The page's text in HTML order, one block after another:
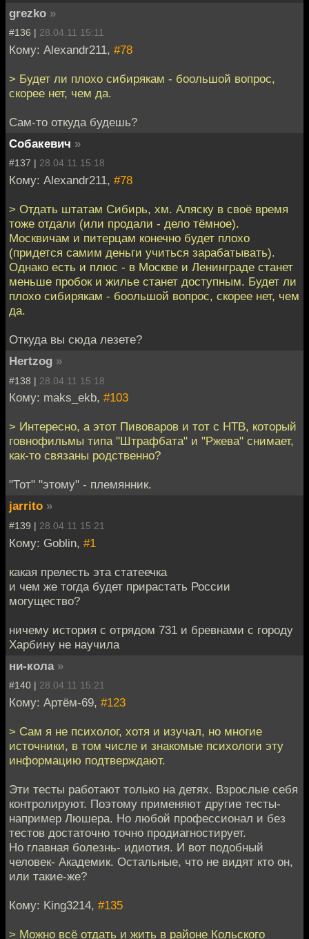
grezko »
#136 | 28.04.11 15:11
Кому: Alexandr211, #78
> Будет ли плохо сибирякам - боольшой вопрос,
скорее нет, чем да.
Сам-то откуда будешь?
Собакевич »
#137 | 28.04.11 15:18
Кому: Alexandr211, #78
> Отдать штатам Сибирь, хм. Аляску в своё время
тоже отдали (или продали - дело тёмное).
Москвичам и питерцам конечно будет плохо
(придется самим деньги учиться зарабатывать).
Однако есть и плюс - в Москве и Ленинграде станет
меньше пробок и жилье станет доступным. Будет ли
плохо сибирякам - боольшой вопрос, скорее нет, чем
да.
Откуда вы сюда лезете?
Hertzog »
#138 | 28.04.11 15:18
Кому: maks_ekb, #103
> Интересно, а этот Пивоваров и тот с НТВ, который
говнофильмы типа "Штрафбата" и "Ржева" снимает,
как-то связаны родственно?
"Тот" "этому" - племянник.
jarrito »
#139 | 28.04.11 15:21
Кому: Goblin, #1
какая прелесть эта статеечка
и чем же тогда будет прирастать России
могущество?
ничему история с отрядом 731 и бревнами с городу
Харбину не научила
ни-кола »
#140 | 28.04.11 15:21
Кому: Артём-69, #123
> Сам я не психолог, хотя и изучал, но многие
источники, в том числе и знакомые психологи эту
информацию подтверждают.
Эти тесты работают только на детях. Взрослые себя
контролируют. Поэтому применяют другие тесты-
например Люшера. Но любой профессионал и без
тестов достаточно точно продиагностирует.
Но главная болезнь- идиотия. И вот подобный
человек- Академик. Остальные, что не видят кто он,
или такие-же?
Кому: King3214, #135
> Можно всё отдать и жить в районе Кольского